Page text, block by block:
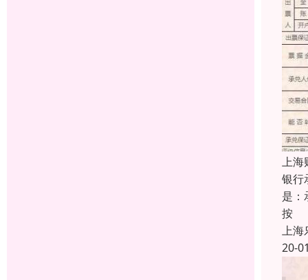
上海
银行
是：
按
上海
20-